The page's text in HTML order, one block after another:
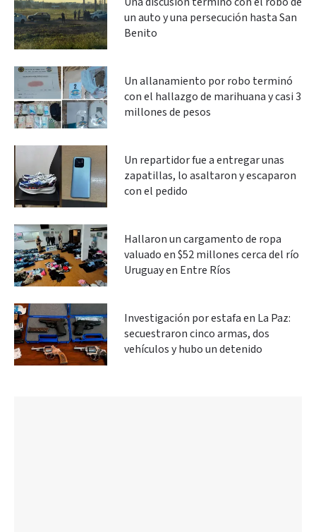
un auto y una persecución hasta San
Benito
Un allanamiento por robo terminó
con el hallazgo de marihuana y casi 3
millones de pesos
Un repartidor fue a entregar unas
zapatillas, lo asaltaron y escaparon
con el pedido
Hallaron un cargamento de ropa
valuado en $52 millones cerca del río
Uruguay en Entre Ríos
Investigación por estafa en La Paz:
secuestraron cinco armas, dos
vehículos y hubo un detenido